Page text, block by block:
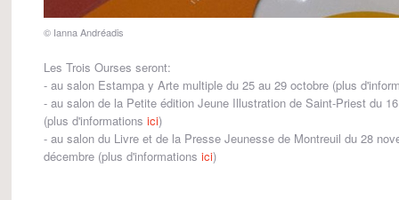
© Ianna Andréadis
Les Trois Ourses seront:
- au salon Estampa y Arte multiple du 25 au 29 octobre (plus
- au salon de la Petite édition Jeune Illustration de Saint-Priest du
(plus d'informations ici)
- au salon du Livre et de la Presse Jeunesse de Montreuil du 28
décembre (plus d'informations ici)